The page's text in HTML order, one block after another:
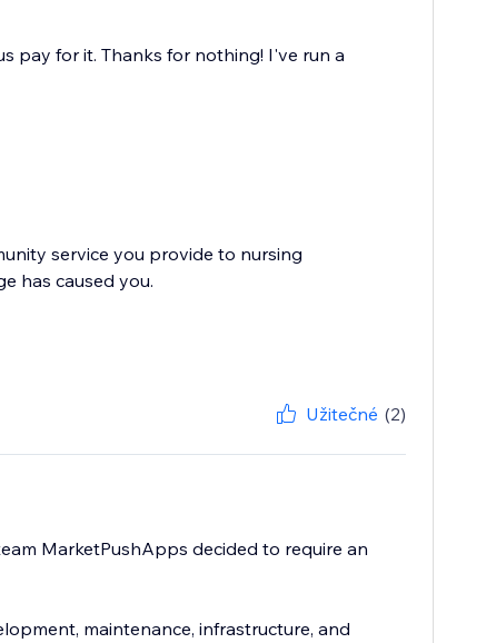
pay for it. Thanks for nothing! I've run a
service you provide to nursing
has caused you.
Užitečné (2)
MarketPushApps decided to require an
maintenance, infrastructure, and